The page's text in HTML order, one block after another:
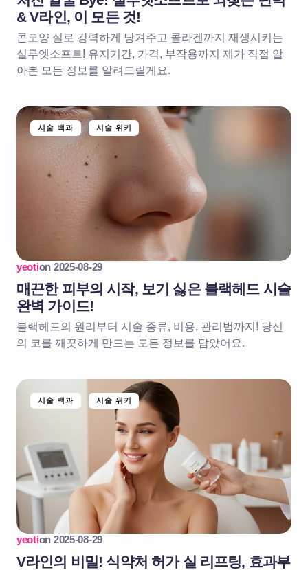
& V라인, 이 모든 것!
콘모양 실로 강력하게 당겨주고 콜라겐까지 재생시키는
실루엣소프트! 유지기간, 가격, 부작용까지 제가 직접 알
아본 모든 정보를 알려드릴게요.
시술 백과 시술 위키
yeotion 2025-08-29
매끈한 피부의 시작, 보기 싫은 블랙헤드 시술
완벽 가이드!
블랙헤드의 원리부터 시술 종류, 비용, 관리법까지! 당신
의 코를 깨끗하게 만드는 모든 정보를 담았어요.
시술 백과 시술 위키
yeotion 2025-08-29
V라인의 비밀! 식약처 허가 실 리프팅, 효과부